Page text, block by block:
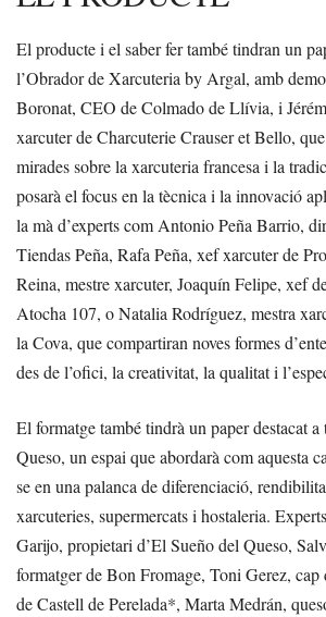
El producte i el saber fer també tindran un
l’Obrador de Xarcuteria by Argal, amb
Boronat, CEO de Colmado de Llívia, i
xarcuter de Charcuterie Crauser et Bello,
mirades sobre la xarcuteria francesa i la
posarà el focus en la tècnica i la innovació
la mà d’experts com Antonio Peña Barrio,
Tiendas Peña, Rafa Peña, xef xarcuter de
Reina, mestre xarcuter, Joaquín Felipe, xef
Atocha 107, o Natalia Rodríguez, mestra
la Cova, que compartiran noves formes
des de l’ofici, la creativitat, la qualitat i
El formatge també tindrà un paper destacat a
Queso, un espai que abordarà com aquesta
se en una palanca de diferenciació,
xarcuteries, supermercats i hostaleria.
Garijo, propietari d’El Sueño del Queso,
formatger de Bon Fromage, Toni Gerez, cap
de Castell de Perelada*, Marta Medrán,